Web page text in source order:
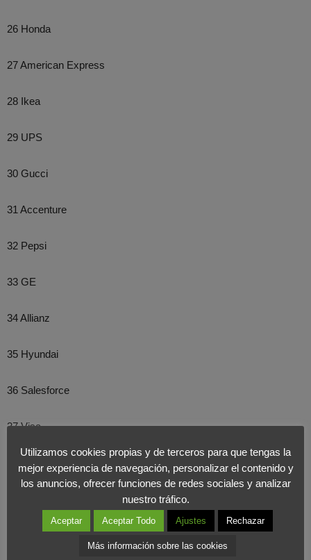
26 Honda
27 American Express
28 Ikea
29 UPS
30 Gucci
31 Accenture
32 Pepsi
33 GE
34 Allianz
35 Hyundai
36 Salesforce
37 Visa
38 PayPal
40 Netflix
Utilizamos cookies propias y de terceros para que tengas la
mejor experiencia de navegación, personalizar el contenido y
los anuncios, ofrecer funciones de redes sociales y analizar
nuestro tráfico.
Aceptar Aceptar Todo Ajustes Rechazar
Más información sobre las cookies